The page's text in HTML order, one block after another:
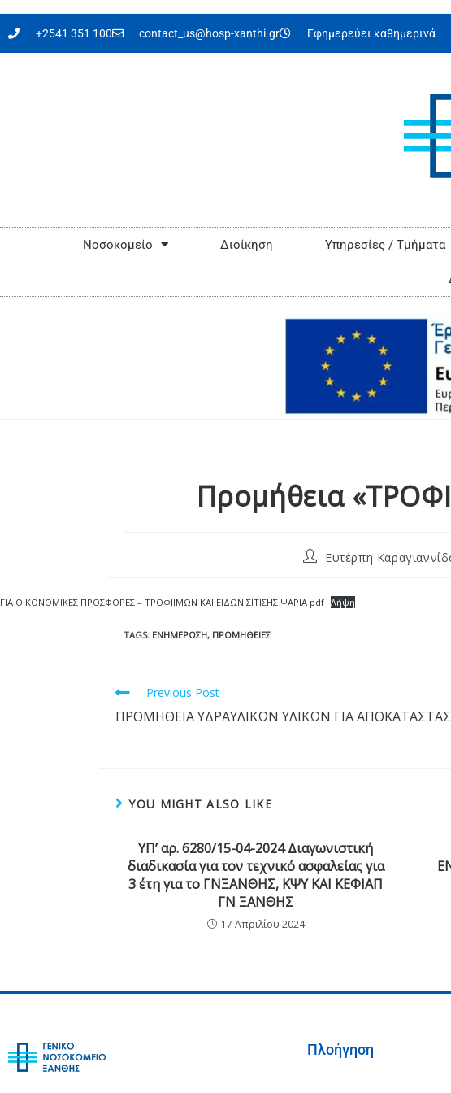
+2541 351 100 contact_us@hosp-xanthi.gr Εφημερεύει καθημερινά
Νοσοκομείο Διοίκηση Υπηρεσίες / Τμήματα
Προμήθεια
Ευτέρπη
ΓΙΑ ΟΙΚΟΝΟΜΙΚΕΣ ΠΡΟΣΦΟΡΕΣ – ΤΡΟΦΙΙΜΩΝ ΚΑΙ ΕΙΔΩΝ ΣΙΤΙΣΗΣ ΨΑΡΙΑ pdf Λήψη
TAGS: ΕΝΗΜΈΡΩΣΗ, ΠΡΟΜΉΘΕΙΕΣ
Previous Post
ΠΡΟΜΗΘΕΙΑ ΥΔΡΑΥΛΙΚΩΝ ΥΛΙΚΩΝ ΓΙΑ
YOU MIGHT ALSO LIKE
ΥΠ’ αρ. 6280/15-04-2024 Διαγωνιστική
διαδικασία για τον τεχνικό ασφαλείας για
3 έτη για το ΓΝΞΑΝΘΗΣ, ΚΨΥ ΚΑΙ ΚΕΦΙΑΠ
ΓΝ ΞΑΝΘΗΣ
17 Απριλίου 2024
Πλοήγηση